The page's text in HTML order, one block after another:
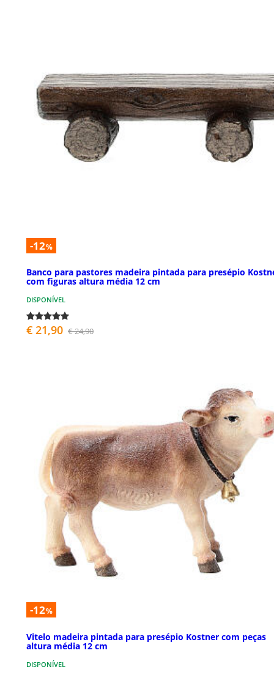
-12%
Banco para pastores madeira pintada para presépio
com figuras altura média 12 cm
DISPONÍVEL
€ 21,90 € 24,90
-12%
Vitelo madeira pintada para presépio Kostner com peças
altura média 12 cm
DISPONÍVEL